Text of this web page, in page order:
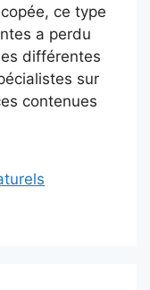
ce type
a perdu
différentes
sur
contenues